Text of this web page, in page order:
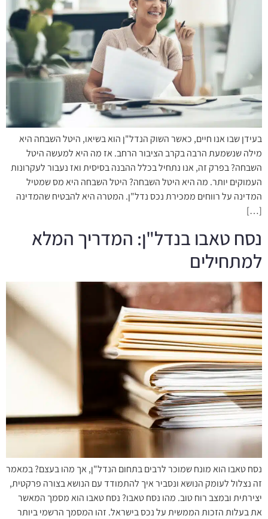
בעידן שבו אנו חיים, כאשר השוק הנדל"ן הוא בשיאו, היטל השבחה היא
מילה שנשמעת הרבה בקרב הציבור הרחב. אז מה היא למעשה היטל
השבחה? בפרק זה, אנו נתחיל בכלל ההבנה בסיסית ואז נעבור לעקרונות
העמוקים יותר. מה היא היטל השבחה? היטל השבחה היא מס שמטיל
המדינה על רווחים ממכירת נכס נדל"ן. המטרה היא להבטיח שהמדינה
[…]
נסח טאבו בנדל"ן: המדריך המלא
למתחילים
נסח טאבו הוא מונח שמוכר לרבים בתחום הנדל"ן, אך מהו בעצם? במאמר
זה נצלול לעומק הנושא ונסביר איך להתמודד עם הנושא בצורה פרקטית,
יצירתית ובמצב רוח טוב. מהו נסח טאבו? נסח טאבו הוא מסמך המאשר
את בעלות הזכות הממשית על נכס בישראל. זהו המסמך הרשמי ביותר